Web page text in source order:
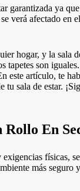
garantizada ya
verá afectado
hogar, y la sala
son
este artículo, te
sala de estar.
En
físicas,
más seguro